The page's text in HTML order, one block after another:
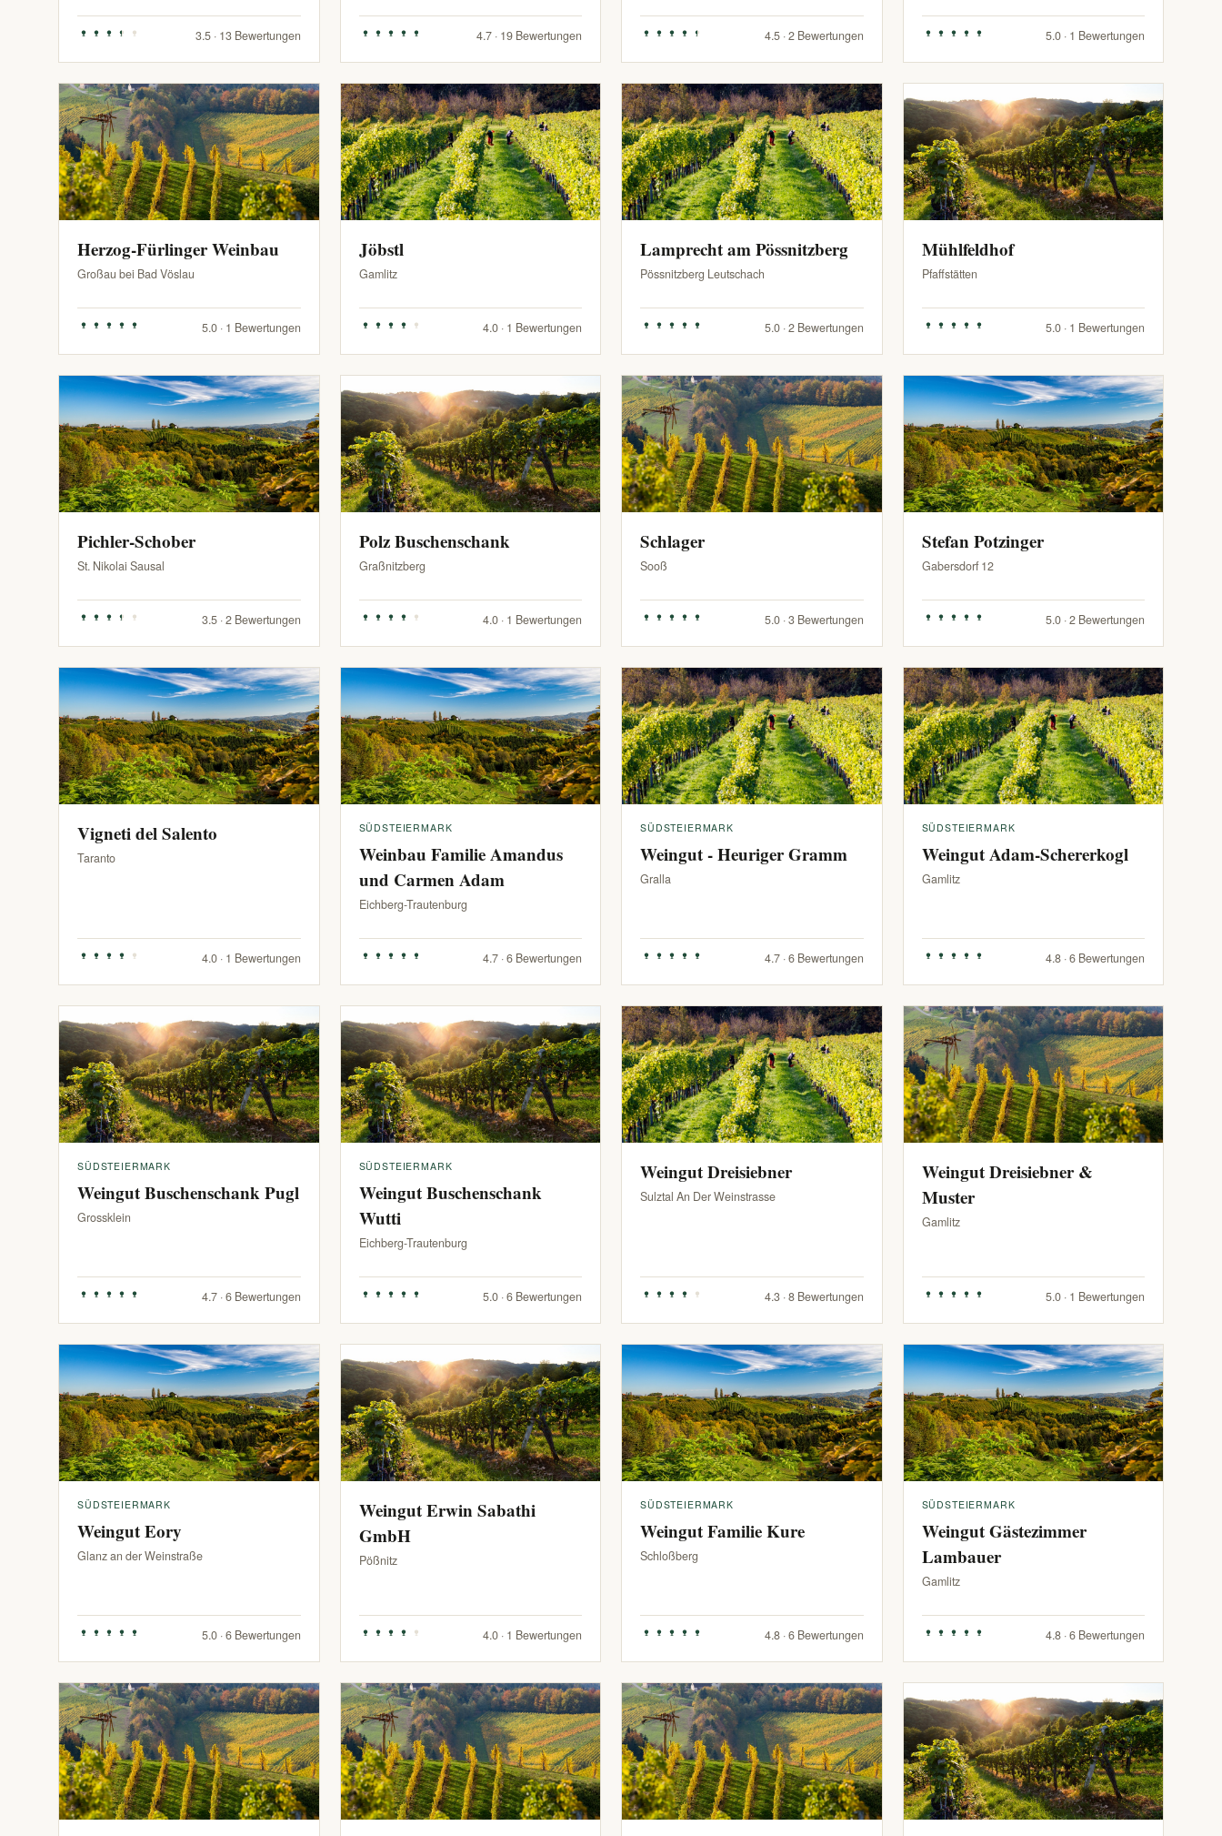
3.5 · 13 Bewertungen 4.7 · 19 Bewertungen 4.5 · 2 Bewertungen 5.0 · 1 Bewertungen
Herzog-Fürlinger Weinbau
Großau bei Bad Vöslau
5.0 · 1 Bewertungen
Jöbstl
Gamlitz
4.0 · 1 Bewertungen
Lamprecht am Pössnitzberg
Pössnitzberg Leutschach
5.0 · 2 Bewertungen
Mühlfeldhof
Pfaffstätten
5.0 · 1 Bewertungen
Pichler-Schober
St. Nikolai Sausal
3.5 · 2 Bewertungen
Polz Buschenschank
Graßnitzberg
4.0 · 1 Bewertungen
Schlager
Sooß
5.0 · 3 Bewertungen
Stefan Potzinger
Gabersdorf 12
5.0 · 2 Bewertungen
Vigneti del Salento
Taranto
4.0 · 1 Bewertungen
SÜDSTEIERMARK
Weinbau Familie Amandus
und Carmen Adam
Eichberg-Trautenburg
4.7 · 6 Bewertungen
SÜDSTEIERMARK
Weingut - Heuriger Gramm
Gralla
4.7 · 6 Bewertungen
SÜDSTEIERMARK
Weingut Adam-Schererkogl
Gamlitz
4.8 · 6 Bewertungen
SÜDSTEIERMARK
Weingut Buschenschank Pugl
Grossklein
4.7 · 6 Bewertungen
SÜDSTEIERMARK
Weingut Buschenschank
Wutti
Eichberg-Trautenburg
5.0 · 6 Bewertungen
Weingut Dreisiebner
Sulztal An Der Weinstrasse
4.3 · 8 Bewertungen
Weingut Dreisiebner &
Muster
Gamlitz
5.0 · 1 Bewertungen
SÜDSTEIERMARK
Weingut Eory
Glanz an der Weinstraße
5.0 · 6 Bewertungen
Weingut Erwin Sabathi
GmbH
Pößnitz
4.0 · 1 Bewertungen
SÜDSTEIERMARK
Weingut Familie Kure
Schloßberg
4.8 · 6 Bewertungen
SÜDSTEIERMARK
Weingut Gästezimmer
Lambauer
Gamlitz
4.8 · 6 Bewertungen